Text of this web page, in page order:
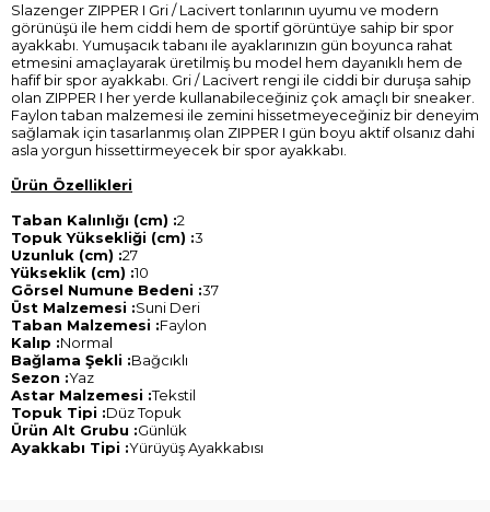
Slazenger ZIPPER I Gri / Lacivert tonlarının uyumu ve modern
görünüşü ile hem ciddi hem de sportif görüntüye sahip bir spor
ayakkabı. Yumuşacık tabanı ile ayaklarınızın gün boyunca rahat
etmesini amaçlayarak üretilmiş bu model hem dayanıklı hem de
hafif bir spor ayakkabı. Gri / Lacivert rengi ile ciddi bir duruşa sahip
olan ZIPPER I her yerde kullanabileceğiniz çok amaçlı bir sneaker.
Faylon taban malzemesi ile zemini hissetmeyeceğiniz bir deneyim
sağlamak için tasarlanmış olan ZIPPER I gün boyu aktif olsanız dahi
asla yorgun hissettirmeyecek bir spor ayakkabı.
Ürün Özellikleri
Taban Kalınlığı (cm) :2
Topuk Yüksekliği (cm) :3
Uzunluk (cm) :27
Yükseklik (cm) :10
Görsel Numune Bedeni :37
Üst Malzemesi :Suni Deri
Taban Malzemesi :Faylon
Kalıp :Normal
Bağlama Şekli :Bağcıklı
Sezon :Yaz
Astar Malzemesi :Tekstil
Topuk Tipi :Düz Topuk
Ürün Alt Grubu :Günlük
Ayakkabı Tipi :Yürüyüş Ayakkabısı